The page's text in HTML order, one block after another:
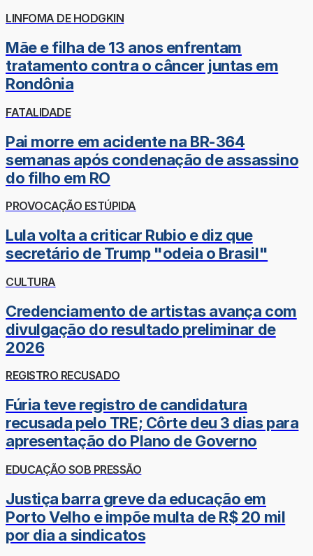
LINFOMA DE HODGKIN
Mãe e filha de 13 anos enfrentam
tratamento contra o câncer juntas em
Rondônia
FATALIDADE
Pai morre em acidente na BR-364
semanas após condenação de assassino
do filho em RO
PROVOCAÇÃO ESTÚPIDA
Lula volta a criticar Rubio e diz que
secretário de Trump "odeia o Brasil"
CULTURA
Credenciamento de artistas avança com
divulgação do resultado preliminar de
2026
REGISTRO RECUSADO
Fúria teve registro de candidatura
recusada pelo TRE; Côrte deu 3 dias para
apresentação do Plano de Governo
EDUCAÇÃO SOB PRESSÃO
Justiça barra greve da educação em
Porto Velho e impõe multa de R$ 20 mil
por dia a sindicatos